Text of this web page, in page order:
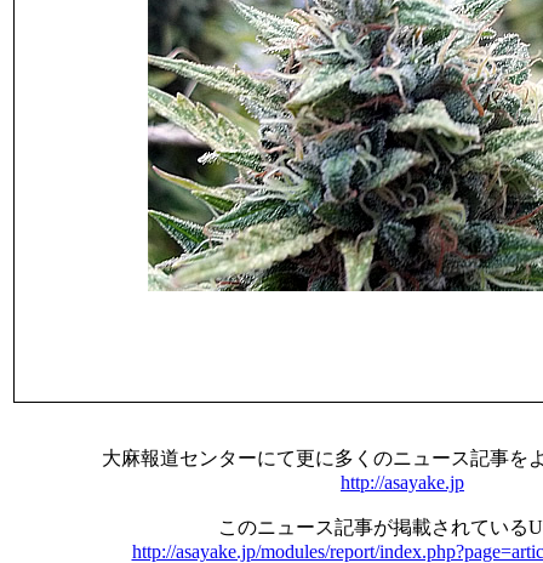
大麻報道センターにて更に多くのニュース記事を
http://asayake.jp
このニュース記事が掲載されている
http://asayake.jp/modules/report/